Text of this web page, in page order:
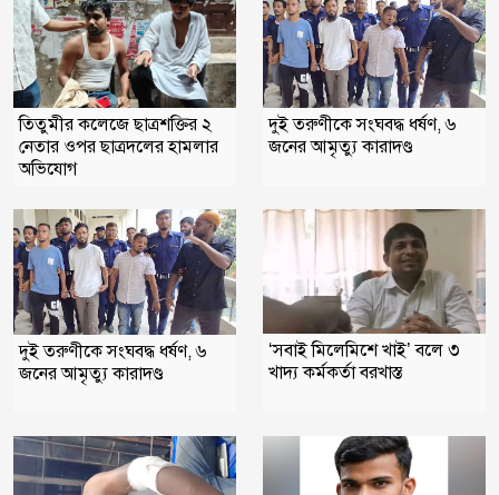
তিতুমীর কলেজে ছাত্রশক্তির ২
নেতার ওপর ছাত্রদলের হামলার
অভিযোগ
দুই তরুণীকে সংঘবদ্ধ ধর্ষণ, ৬
জনের আমৃত্যু কারাদণ্ড
দুই তরুণীকে সংঘবদ্ধ ধর্ষণ, ৬
জনের আমৃত্যু কারাদণ্ড
‘সবাই মিলেমিশে খাই’ বলে ৩
খাদ্য কর্মকর্তা বরখাস্ত